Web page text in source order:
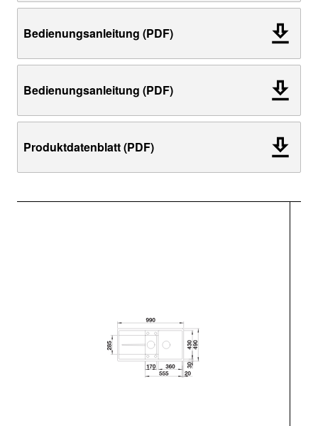
Bedienungsanleitung (PDF)
Bedienungsanleitung (PDF)
Produktdatenblatt (PDF)